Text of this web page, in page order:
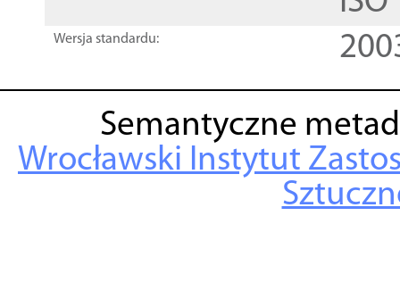
Wersja standardu:
Semantyczne
Wrocławski Instytut